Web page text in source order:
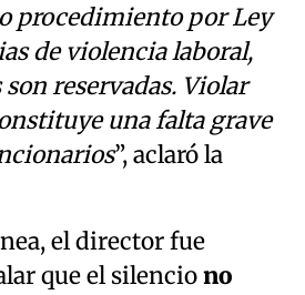
procedimiento por Ley
de violencia laboral,
reservadas. Violar
una falta grave
”, aclaró la
el director fue
que el silenciono